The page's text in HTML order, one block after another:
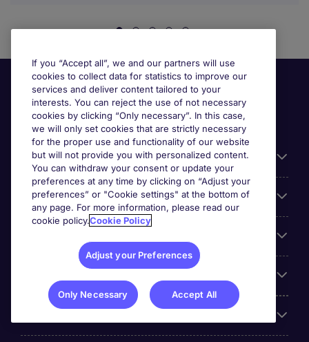
Useful information
Prix
If you “Accept all”, we and our partners will use
cookies to collect data for statistics to improve our
services and deliver content tailored to your
interests. You can reject the use of not necessary
cookies by clicking “Only necessary”. In this case,
we will only set cookies that are strictly necessary
for the proper use and functionality of our website
but will not provide you with personalized content.
You can withdraw your consent or update your
preferences at any time by clicking on “Adjust your
preferences” or "Cookie settings" at the bottom of
any page. For more information, please read our
cookie policy.Cookie Policy
Adjust your Preferences
Only Necessary Accept All